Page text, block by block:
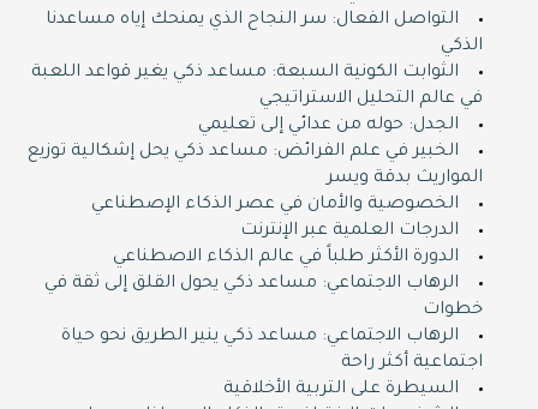
التواصل الفعال: سر النجاح الذي يمنحك إياه مساعدنا
الذكي
الثوابت الكونية السبعة: مساعد ذكي يغير قواعد اللعبة
في عالم التحليل الاستراتيجي
الجدل: حوله من عدائي إلى تعليمي
الخبير في علم الفرائض: مساعد ذكي يحل إشكالية توزيع
المواريث بدقة ويسر
الخصوصية والأمان في عصر الذكاء الإصطناعي
الدرجات العلمية عبر الإنترنت
الدورة اﻷكثر طلباً في عالم الذكاء الاصطناعي
الرهاب الاجتماعي: مساعد ذكي يحول القلق إلى ثقة في
خطوات
الرهاب الاجتماعي: مساعد ذكي ينير الطريق نحو حياة
اجتماعية أكثر راحة
السيطرة على التربية الأخلاقية